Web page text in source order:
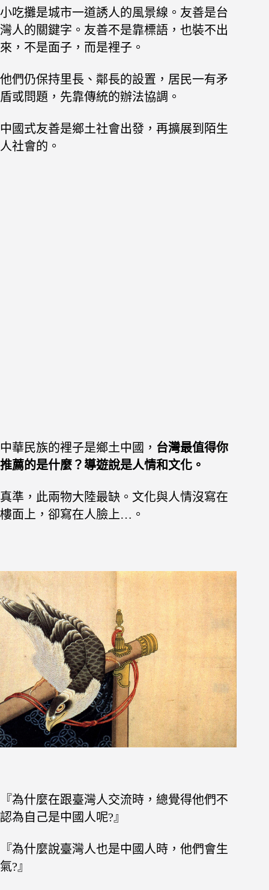
小吃攤是城市一道誘人的風景線。友善是台
灣人的關鍵字。友善不是靠標語，也裝不出
來，不是面子，而是裡子。
他們仍保持里長、鄰長的設置，居民一有矛
盾或問題，先靠傳統的辦法協調。
中國式友善是鄉土社會出發，再擴展到陌生
人社會的。
中華民族的裡子是鄉土中國， 台灣最值得你
推薦的是什麼？導遊說是人情和文化。
真準，此兩物大陸最缺。文化與人情沒寫在
樓面上，卻寫在人臉上…。
『為什麼在跟臺灣人交流時，總覺得他們不
認為自己是中國人呢?』
『為什麼說臺灣人也是中國人時，他們會生
氣?』